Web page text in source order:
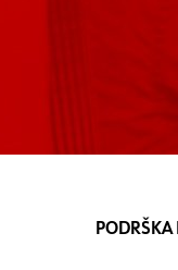
PODRŠKA